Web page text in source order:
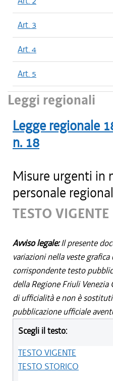
Art. 3
Art. 4
Art. 5
Leggi regionali
Legge regionale
n. 18
Misure urgenti in
personale
TESTO VIGENTE
Avviso legale:Il presente
variazioni nella veste
corrispondente testo
della Regione Friuli
di ufficialità e non è
pubblicazione ufficiale
Scegli il testo:
TESTO VIGENTE
TESTO STORICO